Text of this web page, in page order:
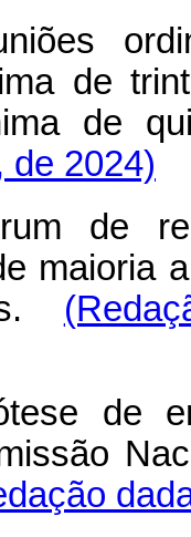
de
de
de 2024)
de
maioria
de